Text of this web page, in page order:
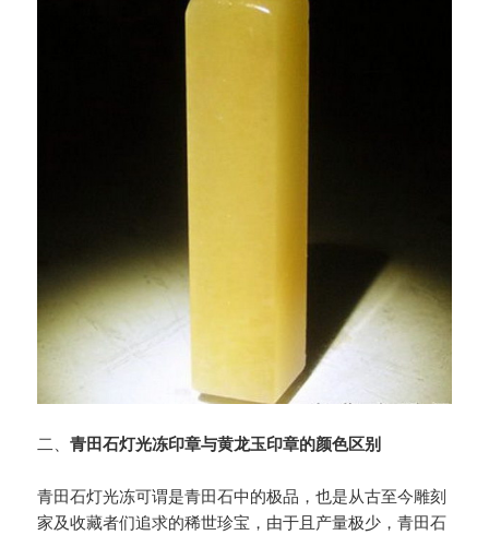
二、青田石灯光冻印章与黄龙玉印章的颜色区别
青田石灯光冻可谓是青田石中的极品，也是从古至今雕刻
家及收藏者们追求的稀世珍宝，由于且产量极少，青田石